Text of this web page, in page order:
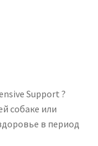
Support ?
собаке или
в период